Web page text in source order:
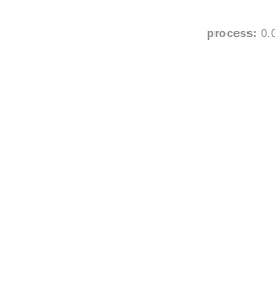
process: